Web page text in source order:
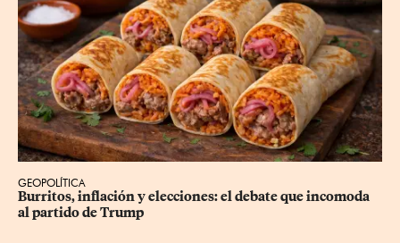
GEOPOLÍTICA
Burritos, inflación y elecciones: el debate que incomoda
al partido de Trump